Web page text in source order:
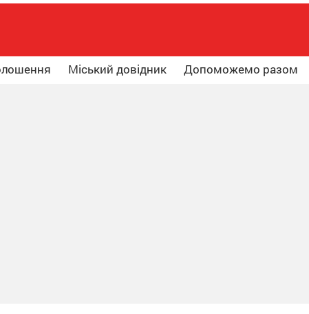
Міський довідник Допоможемо разом